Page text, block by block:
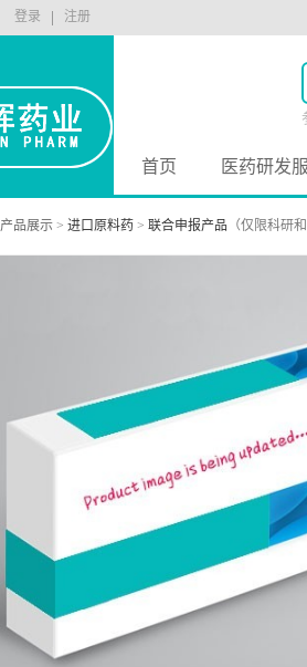
注册
登录
首页 医药研发
产品展示 > 进口原料药 > 联合申报产品 （仅限科研